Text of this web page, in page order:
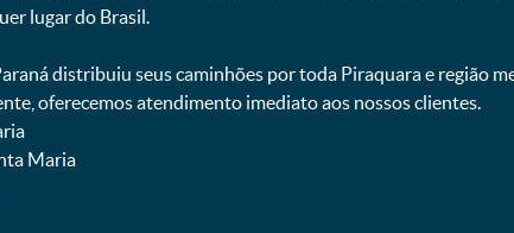
lugar do Brasil.
distribuiu seus caminhões por toda Piraquara e região
oferecemos atendimento imediato aos nossos clientes.
Maria